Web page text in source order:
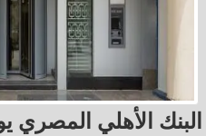
البنك الأهلي المصري